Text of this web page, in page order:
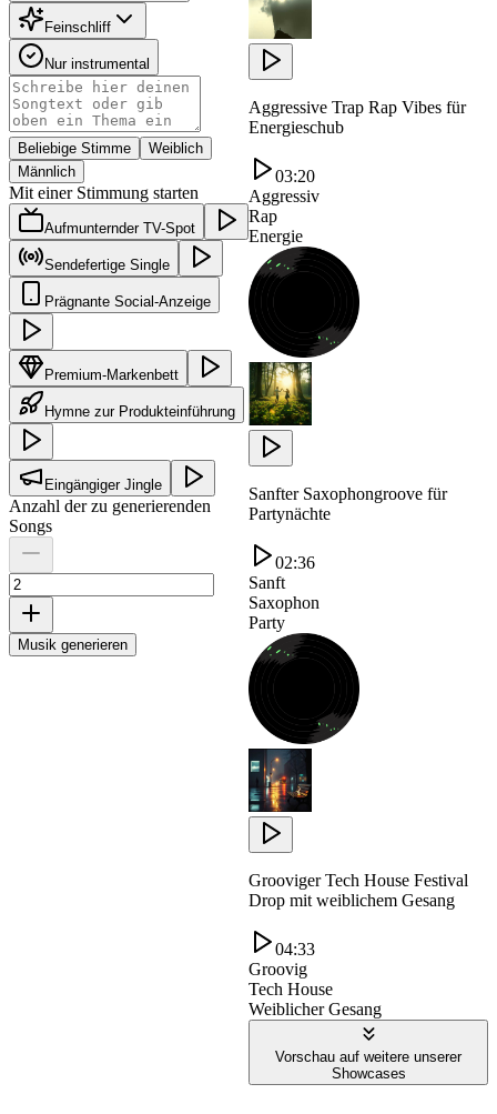
Feinschliff
Nur instrumental
Beliebige Stimme
Weiblich
Männlich
Mit einer Stimmung starten
Aufmunternder TV-Spot
Sendefertige Single
Prägnante Social-Anzeige
Premium-Markenbett
Hymne zur Produkteinführung
Eingängiger Jingle
Anzahl der zu generierenden
Songs
Musik generieren
Aggressive Trap Rap Vibes für
Energieschub
03:20
Aggressiv
Rap
Energie
Sanfter Saxophongroove für
Partynächte
02:36
Sanft
Saxophon
Party
Grooviger Tech House Festival
Drop mit weiblichem Gesang
04:33
Groovig
Tech House
Weiblicher Gesang
Vorschau auf weitere unserer
Showcases